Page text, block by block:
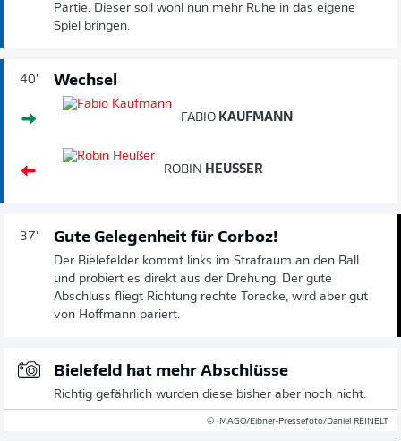
Partie. Dieser soll wohl nun mehr Ruhe in das eigene
Spiel bringen.
40' Wechsel
FABIO KAUFMANN
ROBIN HEUSSER
37' Gute Gelegenheit für Corboz!
Der Bielefelder kommt links im Strafraum an den Ball
und probiert es direkt aus der Drehung. Der gute
Abschluss fliegt Richtung rechte Torecke, wird aber gut
von Hoffmann pariert.
Bielefeld hat mehr Abschlüsse
Richtig gefährlich wurden diese bisher aber noch nicht.
© IMAGO/Eibner-Pressefoto/Daniel REINELT